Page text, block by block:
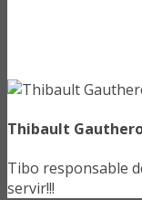
Thibault
Tibo responsable
servir!!!